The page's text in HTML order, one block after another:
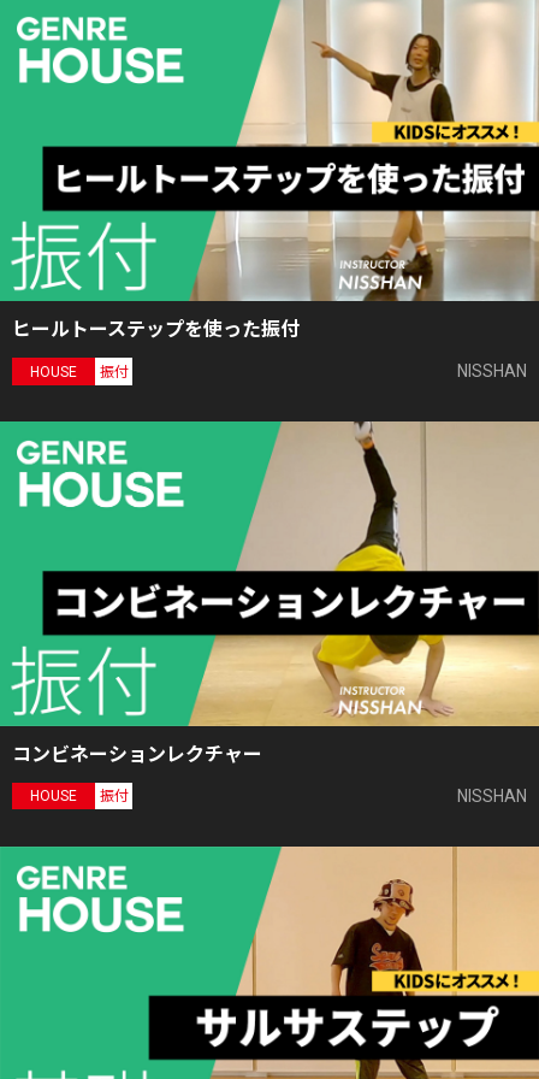
ヒールトーステップを使った振付
HOUSE 振付 NISSHAN
コンビネーションレクチャー
HOUSE 振付 NISSHAN